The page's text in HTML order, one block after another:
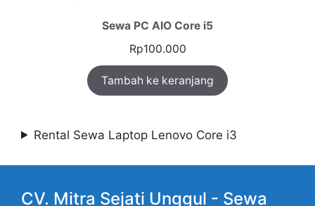
Sewa PC AIO Core i5
Rp100.000
Tambah ke keranjang
Rental Sewa Laptop Lenovo Core i3
CV. Mitra Sejati Unggul - Sewa